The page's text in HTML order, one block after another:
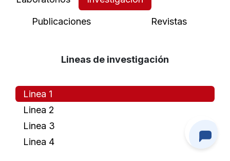
Publicaciones Revistas
Lineas de investigación
Linea 1
Linea 2
Linea 3
Linea 4